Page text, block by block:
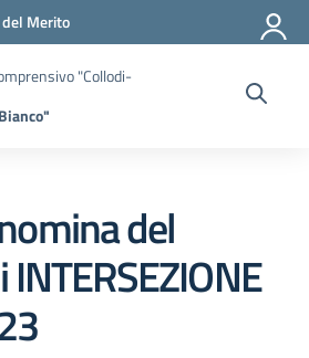
Merito
"Collodi-
del